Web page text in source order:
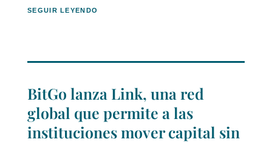
SEGUIR LEYENDO
BitGo lanza Link, una red
global que permite a las
instituciones mover capital sin